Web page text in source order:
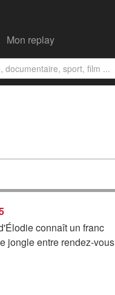
Mon replay
connaît un franc
jongle entre rendez-vous